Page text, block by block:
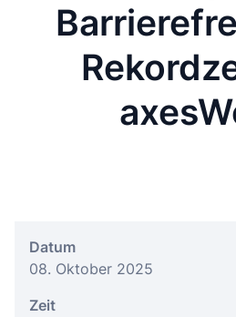
Datum
08. Oktober 2025
Zeit